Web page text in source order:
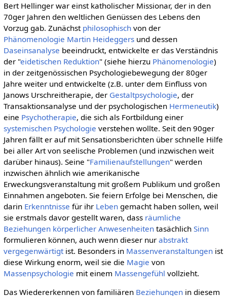
Bert Hellinger war einst katholischer Missionar, der in den
70ger Jahren den weltlichen Genüssen des Lebens den
Vorzug gab. Zunächst philosophischvon der
Phänomenologie Martin Heideggersund dessen
Daseinsanalyse beeindruckt, entwickelte er das Verständnis
der "eidetischen Reduktion" (siehe hierzu Phänomenologie)
in der zeitgenössischen Psychologiebewegung der 80ger
Jahre weiter und entwickelte (z.B. unter dem Einfluss von
Janows Urschreitherapie, der Gestaltpsychologie, der
Transaktionsanalyse und der psychologischen Hermeneutik)
eine Psychotherapie, die sich als Fortbildung einer
systemischen Psychologie verstehen wollte. Seit den 90ger
Jahren fällt er auf mit Sensationsberichten über schnelle Hilfe
bei aller Art von seelische Problemen (und inzwischen weit
darüber hinaus). Seine "Familienaufstellungen" werden
inzwischen ähnlich wie amerikanische
Erweckungsveranstaltung mit großem Publikum und großen
Einnahmen angeboten. Sie feiern Erfolge bei Menschen, die
darin Erkenntnisse für ihr Lebengemacht haben sollen, weil
sie erstmals davor gestellt waren, dass räumliche
Beziehungen körperlicher Anwesenheitentasächlich Sinn
formulieren können, auch wenn dieser nur abstrakt
vergegenwärtigtist. Besonders in Massenveranstaltungenist
diese Wirkung enorm, weil sie die Magie von
Massenpsychologie mit einem Massengefühl vollzieht.
Das Wiedererkennen von familiären Beziehungenin diesem